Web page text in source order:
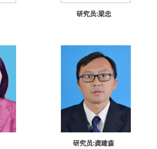
研究员:梁忠
研究员:龚建森